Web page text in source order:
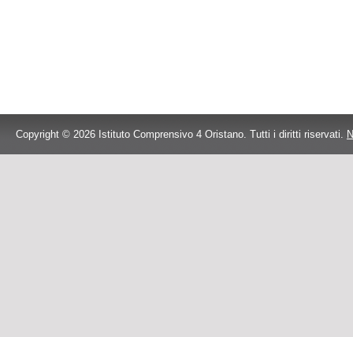
Copyright © 2026 Istituto Comprensivo 4 Oristano. Tutti i diritti riservati.